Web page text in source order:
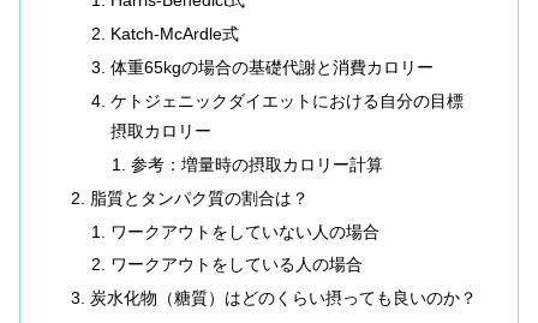
Katch-McArdle式
体重65kgの場合の基礎代謝と消費カロリー
ケトジェニックダイエットにおける自分の目標
摂取カロリー
参考：増量時の摂取カロリー計算
脂質とタンパク質の割合は？
ワークアウトをしていない人の場合
ワークアウトをしている人の場合
炭水化物（糖質）はどのくらい摂っても良いのか？